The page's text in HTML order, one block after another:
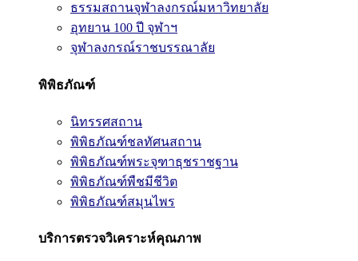
ธรรมสถานจุฬาลงกรณ์มหาวิทยาลัย
อุทยาน 100 ปี จุฬาฯ
จุฬาลงกรณ์ราชบรรณาลัย
พิพิธภัณฑ์
นิทรรศสถาน
พิพิธภัณฑ์ชลทัศนสถาน
พิพิธภัณฑ์พระจุฑาธุชราชฐาน
พิพิธภัณฑ์พืชมีชีวิต
พิพิธภัณฑ์สมุนไพร
บริการตรวจวิเคราะห์คุณภาพ